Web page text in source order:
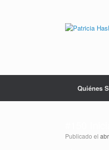
Quiénes
Publicado el